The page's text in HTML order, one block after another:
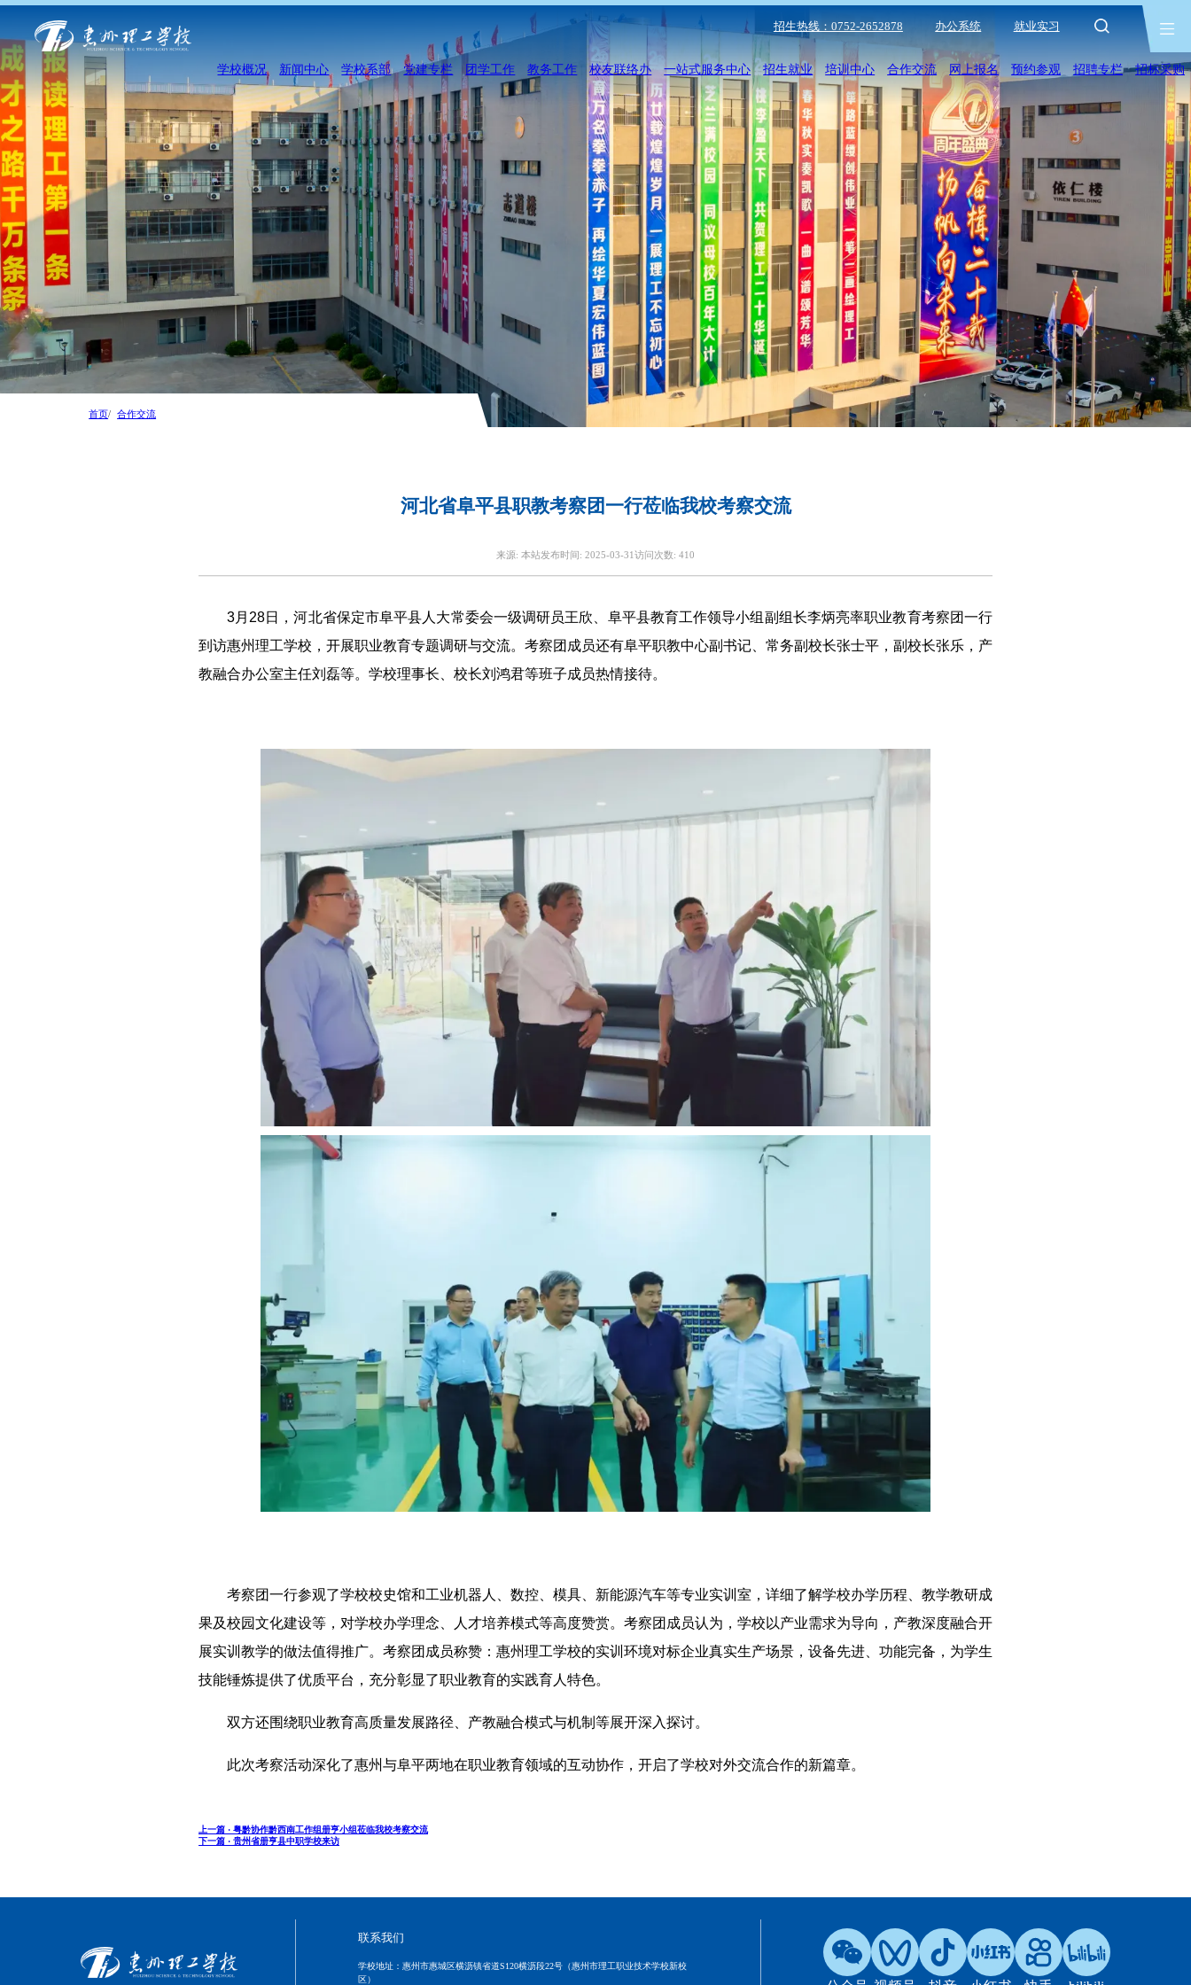
招生热线：0752-2652878 办公系统 就业实习
学校概况 新闻中心 学校系部 党建专栏 团学工作 教务工作 校友联络办 一站式服务中心 招生就业 培训中心 合作交流 网上报名 预约参观 招聘专栏 招标采购
首页 合作交流
河北省阜平县职教考察团一行莅临我校考察交流
来源: 本站发布时间: 2025-03-31 访问次数: 410
3月28日，河北省保定市阜平县人大常委会一级调研员王欣、阜平县教育工作领导小组副组长李炳亮率职业教育考察团一行
到访惠州理工学校，开展职业教育专题调研与交流。考察团成员还有阜平职教中心副书记、常务副校长张士平，副校长张乐，产
教融合办公室主任刘磊等。学校理事长、校长刘鸿君等班子成员热情接待。
考察团一行参观了学校校史馆和工业机器人、数控、模具、新能源汽车等专业实训室，详细了解学校办学历程、教学教研成
果及校园文化建设等，对学校办学理念、人才培养模式等高度赞赏。考察团成员认为，学校以产业需求为导向，产教深度融合开
展实训教学的做法值得推广。考察团成员称赞：惠州理工学校的实训环境对标企业真实生产场景，设备先进、功能完备，为学生
技能锤炼提供了优质平台，充分彰显了职业教育的实践育人特色。
双方还围绕职业教育高质量发展路径、产教融合模式与机制等展开深入探讨。
此次考察活动深化了惠州与阜平两地在职业教育领域的互动协作，开启了学校对外交流合作的新篇章。
上一篇 · 粤黔协作黔西南工作组册亨小组莅临我校考察交流
下一篇 · 贵州省册亨县中职学校来访
联系我们
学校地址：惠州市惠城区横沥镇省道S120横沥段22号（惠州市理工职业技术学校新校
区）